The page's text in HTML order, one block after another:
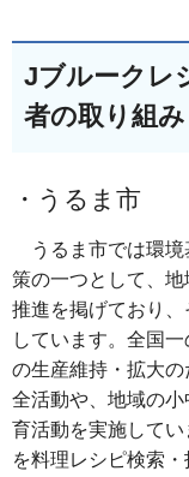
Jブルークレ
者の取り組み
・うるま市
うるま市では環境
策の一つとして、
推進を掲げており
しています。全国
の生産維持・拡大
全活動や、地域の
育活動を実施して
を料理レシピ検索